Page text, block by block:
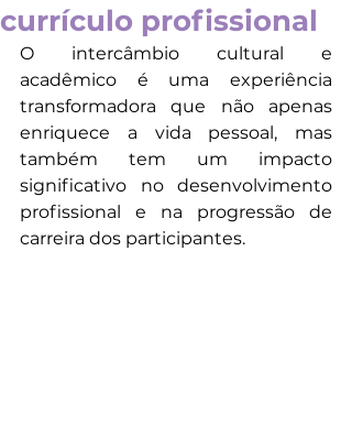
currículo profissional
O intercâmbio cultural e
acadêmico é uma experiência
transformadora que não apenas
enriquece a vida pessoal, mas
também tem um impacto
significativo no desenvolvimento
profissional e na progressão de
carreira dos participantes.